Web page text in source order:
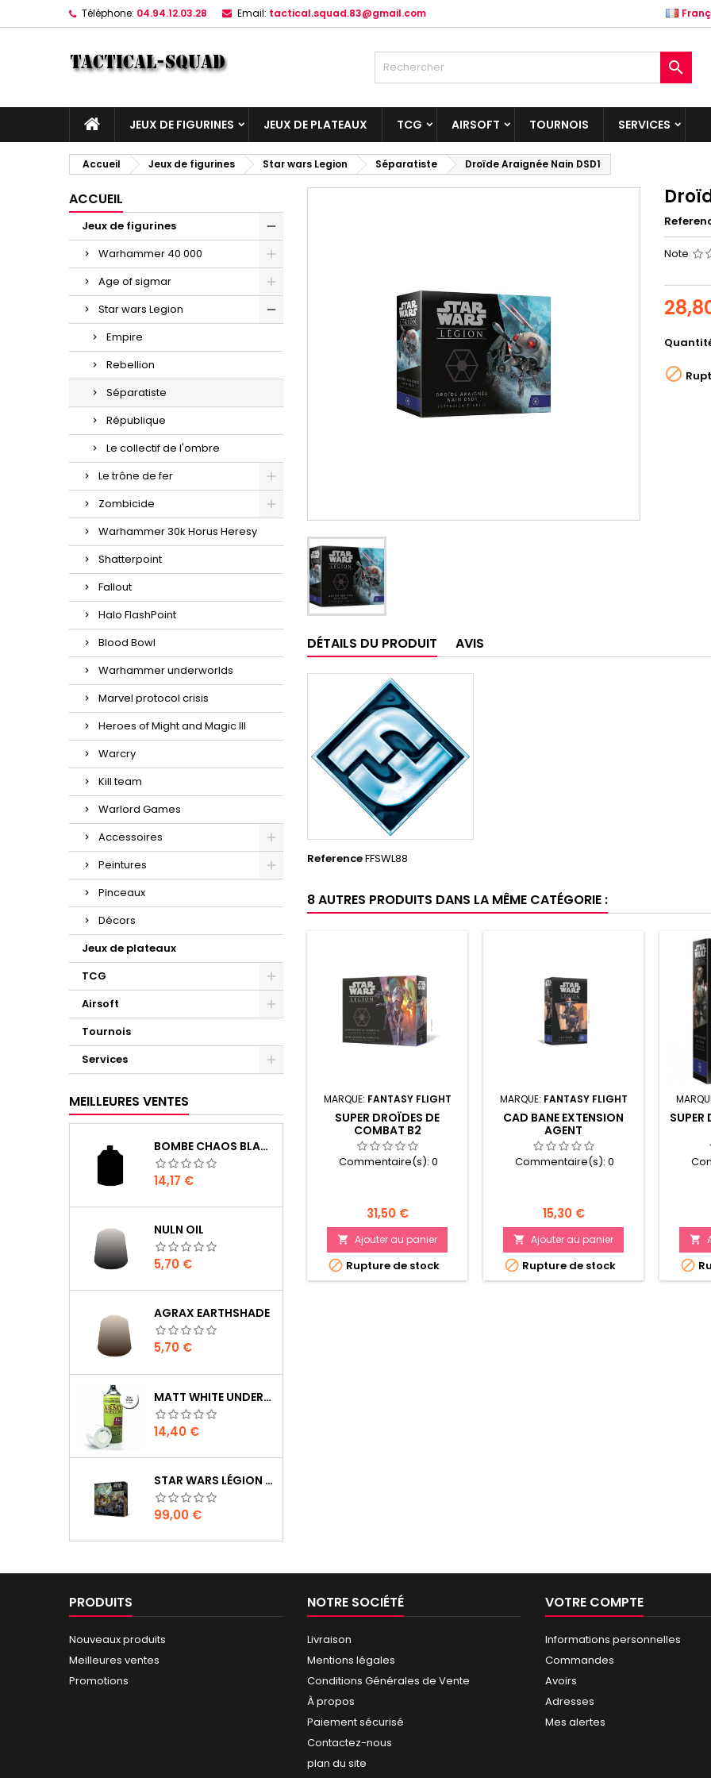
Téléphone: 04.94.12.03.28 Email: tactical.squad.83@gmail.com

JEUX DE FIGURINES JEUX DE PLATEAUX TCG AIRSOFT TOURNOIS SERVICES
Accueil Jeux de figurines Star wars Legion Séparatiste Droïde Araignée Nain DSD1
ACCUEIL
Jeux de figurines
Warhammer 40 000
Age of sigmar
Star wars Legion
Empire
Rebellion
Séparatiste
République
Le collectif de l'ombre
Le trône de fer
Zombicide
Warhammer 30k Horus Heresy
Shatterpoint
Fallout
Halo FlashPoint
Blood Bowl
Warhammer underworlds
Marvel protocol crisis
Heroes of Might and Magic III
Warcry
Kill team
Warlord Games
Accessoires
Peintures
Pinceaux
Décors
Jeux de plateaux
TCG
Airsoft
Tournois
Services
MEILLEURES VENTES
BOMBE CHAOS BLACK
Prix
14,17 €
NULN OIL
Prix
5,70 €
AGRAX EARTHSHADE
Prix
5,70 €
MATT WHITE UNDERCOAT
Prix
14,40 €
STAR WARS LÉGION : BOÎTE DE BASE CLONE WARS
Prix
99,00 €
Note

DÉTAILS DU PRODUIT AVIS
ReferenceFFSWL88
8 AUTRES PRODUITS DANS LA MÊME CATÉGORIE :
MARQUE: FANTASY FLIGHT
SUPER DROÏDES DE
COMBAT B2
Commentaire(s): 0
Prix
31,50 €
 Ajouter au panier
 Rupture de stock
MARQUE: FANTASY FLIGHT
CAD BANE EXTENSION
AGENT
Commentaire(s): 0
Prix
15,30 €
 Ajouter au panier
 Rupture de stock
SUPER


PRODUITS
Nouveaux produits
Meilleures ventes
Promotions
NOTRE SOCIÉTÉ
Livraison
Mentions légales
Conditions Générales de Vente
À propos
Paiement sécurisé
Contactez-nous
plan du site
VOTRE COMPTE
Informations personnelles
Commandes
Avoirs
Adresses
Mes alertes